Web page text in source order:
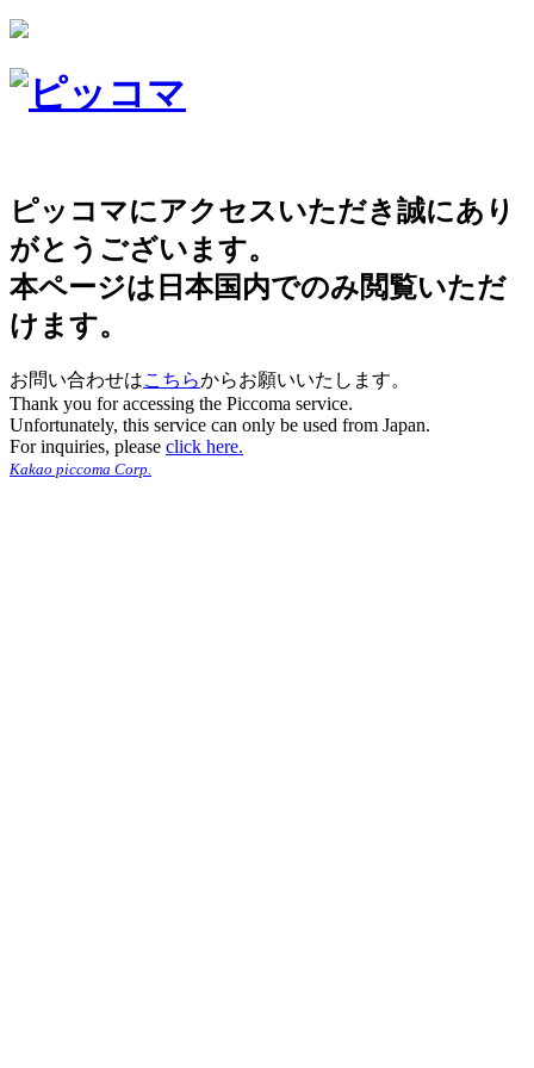
ピッコマにアクセスいただき誠にあり
がとうございます。
本ページは日本国内でのみ閲覧いただ
けます。
お問い合わせはこちらからお願いいたします。
Thank you for accessing the Piccoma service.
Unfortunately, this service can only be used from Japan.
For inquiries, please click here.
Kakao piccoma Corp.